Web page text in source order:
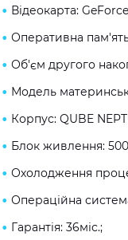
Відеокарта:
Оперативна
Об'єм другого
Модель
Корпус: QUBE
Блок живлення:
Охолодження
Операційна
Гарантія: 36міс.;